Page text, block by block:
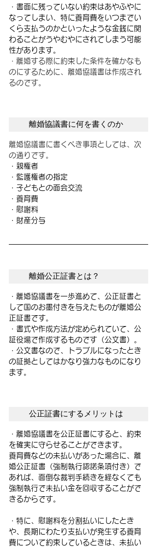
・書面に残っていない約束はあやふやに
なってしまい、特に養育費をいつまでい
くら支払うのかといったような金銭に関
わることがうやむやにされてしまう可能
性があります。
・離婚する際に約束した条件を確かなも
のにするために、離婚協議書は作成され
るのです。
離婚協議書に何を書くのか
離婚協議書に書くべき事項としては、次
の通りです。
・親権者
・監護権者の指定
・子どもとの面会交流
・養育費
・慰謝料
・財産分与
離婚公正証書とは？
・離婚協議書を一歩進めて、公正証書と
して国のお墨付きを与えたものが離婚公
正証書です。
・書式や作成方法が定められていて、公
証役場で作成するものです（公文書）。
・公文書なので、トラブルになったとき
の証拠としてはかなり強力なものになり
ます。
公正証書にするメリットは
・離婚協議書を公正証書にすると、約束
を確実に守らせることができます。
養育費などの未払いがあった場合に、離
婚公正証書（強制執行認諾条項付き）で
あれば、面倒な裁判手続きを経なくても
強制執行で未払い金を回収することがで
きるからです。
・特に、慰謝料を分割払いにしたとき
や、長期にわたり支払いが発生する養育
費について約束しているときは、未払い